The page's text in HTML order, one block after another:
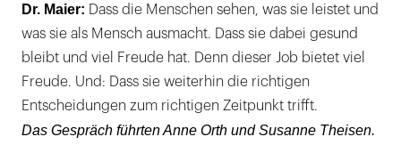
Dr. Maier:
Dass die Menschen sehen, was sie leistet und
was sie als Mensch ausmacht. Dass sie dabei gesund
bleibt und viel Freude hat. Denn dieser Job bietet viel
Freude. Und: Dass sie weiterhin die richtigen
Entscheidungen zum richtigen Zeitpunkt trifft.
Das Gespräch führten Anne Orth und Susanne Theisen.